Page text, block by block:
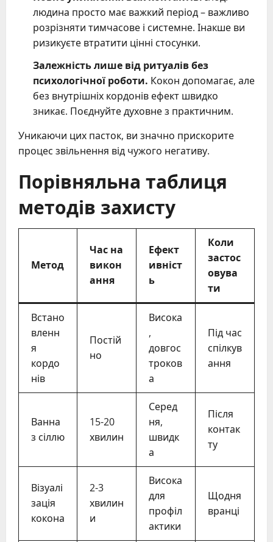
людина просто має важкий період – важливо
розрізняти тимчасове і системне. Інакше ви
ризикуєте втратити цінні стосунки.
Залежність лише від ритуалів без
психологічної роботи. Кокон допомагає, але
без внутрішніх кордонів ефект швидко
зникає. Поєднуйте духовне з практичним.
Уникаючи цих пасток, ви значно прискорите
процес звільнення від чужого негативу.
Порівняльна таблиця
методів захисту
Метод
Час на
викон
ання
Ефект
ивніст
ь
Коли
застос
овува
ти
Встано
вленн
я
кордо
нів
Постій
но
Висока
,
довгос
троков
а
Під час
спілкув
ання
Ванна
з сіллю
15-20
хвилин
Серед
ня,
швидк
а
Після
контак
ту
Візуалі
зація
кокона
2-3
хвилин
и
Висока
для
профіл
актики
Щодня
вранці